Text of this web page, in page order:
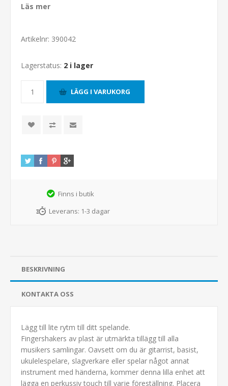
Läs mer
Artikelnr: 390042
Lagerstatus: 2 i lager
Finns i butik
Leverans: 1-3 dagar
BESKRIVNING
KONTAKTA OSS
Lägg till lite rytm till ditt spelande.
Fingershakers av plast är utmärkta tillägg till alla
musikers samlingar. Oavsett om du är gitarrist, basist,
ukulelespelare, slagverkare eller spelar något annat
instrument med händerna, kommer denna lilla enhet att
lägga en perkussiv touch till varje föreställning. Placera